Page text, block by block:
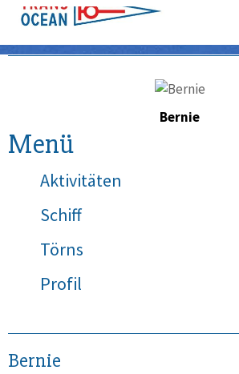
Bernie
Menü
Aktivitäten
Schiff
Törns
Profil
Bernie